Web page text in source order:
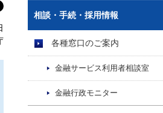
相談・手続・採用情報
各種窓口のご案内
金融サービス利用者相談室
金融行政モニター